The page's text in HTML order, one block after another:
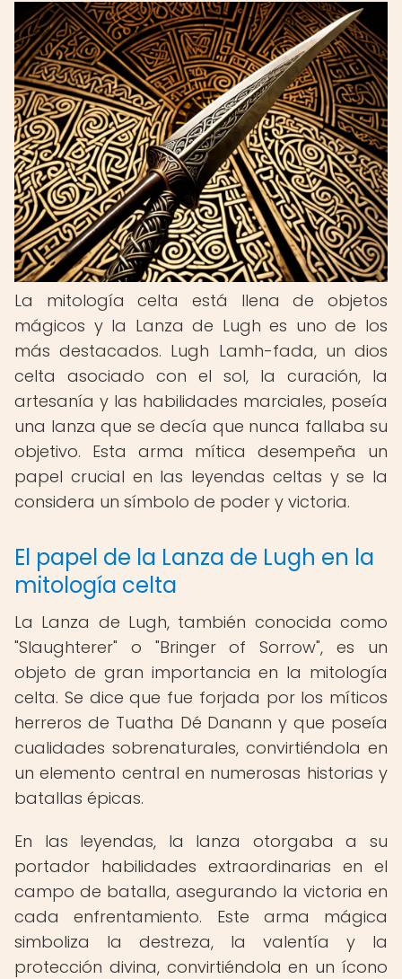
La mitología celta está llena de objetos
mágicos y la Lanza de Lugh es uno de los
más destacados. Lugh Lamh-fada, un dios
celta asociado con el sol, la curación, la
artesanía y las habilidades marciales, poseía
una lanza que se decía que nunca fallaba su
objetivo. Esta arma mítica desempeña un
papel crucial en las leyendas celtas y se la
considera un símbolo de poder y victoria.
El papel de la Lanza de Lugh en la
mitología celta
La Lanza de Lugh, también conocida como
"Slaughterer" o "Bringer of Sorrow", es un
objeto de gran importancia en la mitología
celta. Se dice que fue forjada por los míticos
herreros de Tuatha Dé Danann y que poseía
cualidades sobrenaturales, convirtiéndola en
un elemento central en numerosas historias y
batallas épicas.
En las leyendas, la lanza otorgaba a su
portador habilidades extraordinarias en el
campo de batalla, asegurando la victoria en
cada enfrentamiento. Este arma mágica
simboliza la destreza, la valentía y la
protección divina, convirtiéndola en un ícono